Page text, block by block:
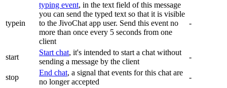
typein
typing event, in the text field of this message
you can send the typed text so that it is visible
to the JivoChat app user. Send this event no
more than once every 5 seconds from one
client
-
start
Start chat, it's intended to start a chat without
sending a message by the client
-
stop
End chat, a signal that events for this chat are
no longer accepted
-